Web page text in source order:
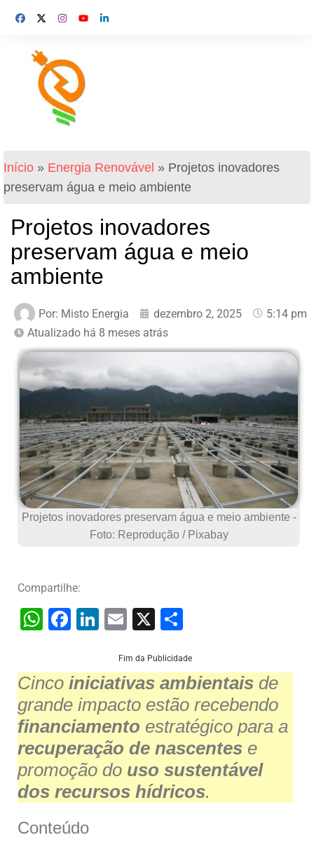
Início » Energia Renovável » Projetos inovadores
preservam água e meio ambiente
Projetos inovadores
preservam água e meio
ambiente
Por: Misto Energia dezembro 2, 2025
5:14 pm
Atualizado há 8 meses atrás
Projetos inovadores preservam água e meio ambiente -
Foto: Reprodução / Pixabay
Compartilhe:
W
s
A
p
p
F
e
b
o
o
k
Li
e
dI
n
E
ai
l
X
ar
e
Fim da Publicidade
Cinco iniciativas ambientais de
grande impacto estão recebendo
financiamento estratégico para a
recuperação de nascentes e
promoção do uso sustentável
dos recursos hídricos.
Conteúdo